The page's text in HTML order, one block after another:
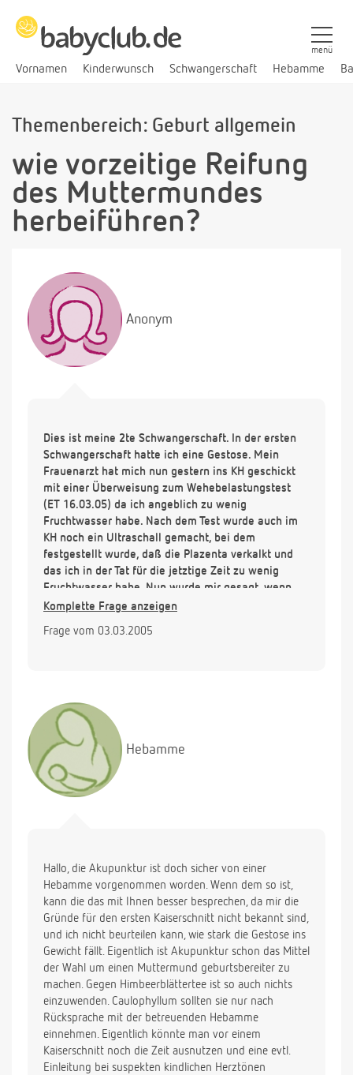
Vornamen Kinderwunsch Schwangerschaft Hebamme
menü
Themenbereich: Geburt allgemein
wie vorzeitige Reifung
des Muttermundes
herbeiführen?
Anonym
Dies ist meine 2te Schwangerschaft. In der ersten
Schwangerschaft hatte ich eine Gestose. Mein
Frauenarzt hat mich nun gestern ins KH geschickt
mit einer Überweisung zum Wehebelastungstest
(ET 16.03.05) da ich angeblich zu wenig
Fruchtwasser habe. Nach dem Test wurde auch im
KH noch ein Ultraschall gemacht, bei dem
festgestellt wurde, daß die Plazenta verkalkt und
das ich in der Tat für die jetztige Zeit zu wenig
Fruchtwasser habe. Nun wurde mir gesagt, wenn
der Muttermund noch nicht reif ist, würde man
Kaiserschnitt durchführen. Dies möchte ich nun aber
erleben möchte. Nun meine Frage ist es möglich die
Reifung des Muttermundes etwas voran zu
treiben??? Ich habe von Caulophyllum und
Himbeerblättertee gehört (Akkupunktur habe ich
heute bereits die 3te erhalten). Ist es überhaupt
ratsam die Reifung irgendwie voran zu treiben und
Komplette Frage anzeigen
Frage vom 03.03.2005
Hebamme
Hallo, die Akupunktur ist doch sicher von einer
Hebamme vorgenommen worden. Wenn dem so ist,
kann die das mit Ihnen besser besprechen, da mir die
Gründe für den ersten Kaiserschnitt nicht bekannt sind,
und ich nicht beurteilen kann, wie stark die Gestose ins
Gewicht fällt. Eigentlich ist Akupunktur schon das Mittel
der Wahl um einen Muttermund geburtsbereiter zu
machen. Gegen Himbeerblättertee ist so auch nichts
einzuwenden. Caulophyllum sollten sie nur nach
Rücksprache mit der betreuenden Hebamme
einnehmen. Eigentlich könnte man vor einem
Kaiserschnitt noch die Zeit ausnutzen und eine evtl.
Einleitung bei suspekten kindlichen Herztönen